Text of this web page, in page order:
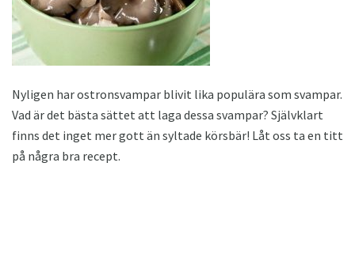
Nyligen har ostronsvampar blivit lika populära som svampar.
Vad är det bästa sättet att laga dessa svampar? Självklart
finns det inget mer gott än syltade körsbär! Låt oss ta en titt
på några bra recept.